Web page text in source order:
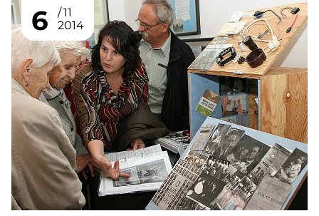
6
11
2014